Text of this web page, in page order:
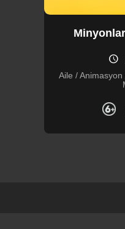
schedule
Aile /